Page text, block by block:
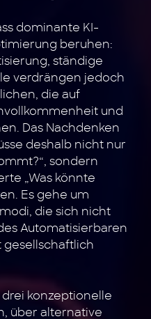
dominante KI-
beruhen:
ständige
verdrängen jedoch
die auf
und
Das Nachdenken
deshalb nicht nur
sondern
„Was könnte
Es gehe um
die sich nicht
Automatisierbaren
gesellschaftlich
konzeptionelle
über alternative